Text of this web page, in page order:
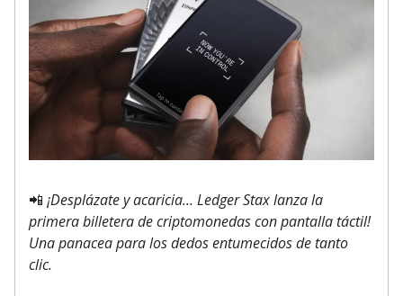
📲 ¡Desplázate y acaricia... Ledger Stax lanza la
primera billetera de criptomonedas con pantalla táctil!
Una panacea para los dedos entumecidos de tanto
clic.